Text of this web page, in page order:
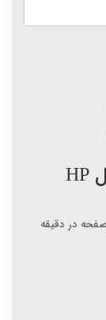
پرینترتک کاره لیزری اچ پی مدل HP